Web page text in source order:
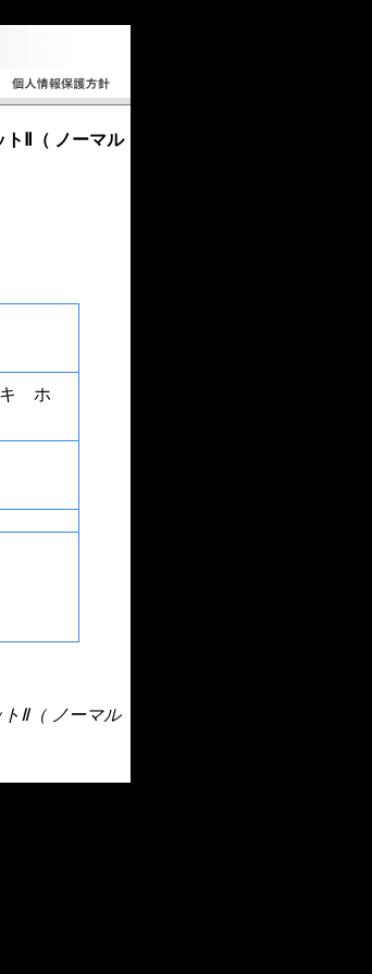
Ⅱ（ ノーマル
キ ホ
Ⅱ（ ノーマル